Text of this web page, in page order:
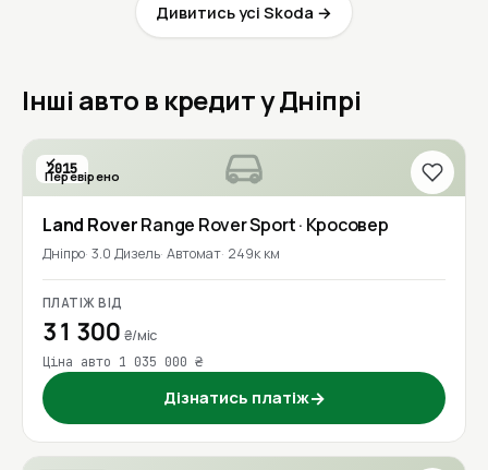
Дивитись усі Skoda →
Інші авто в кредит у Дніпрі
2015
Перевірено
Land RoverRange Rover Sport· Кросовер
Дніпро 3.0 Дизель Автомат 249к км
ПЛАТІЖ ВІД
31 300 ₴/міс
Ціна авто 1 035 000 ₴
Дізнатись платіж→